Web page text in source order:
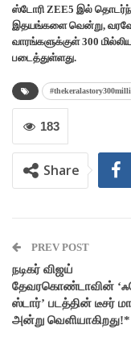
ஸ்டோரி ZEE5 இல்
இதயங்களை வென்று,
வாரங்களுக்குள் 300
படைத்துள்ளது.
183
Share
PREV POST
நடிகர் விஜய்
தேவரகொண்டாவின்
ஸ்டார்’ படத்தின் டீசர்
அன்று வெளியாகிறது!*